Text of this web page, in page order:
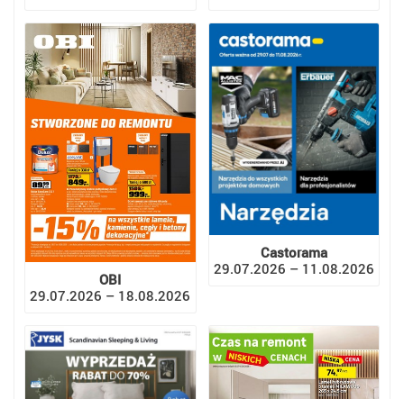
OBI
29.07.2026 – 18.08.2026
Castorama
29.07.2026 – 11.08.2026